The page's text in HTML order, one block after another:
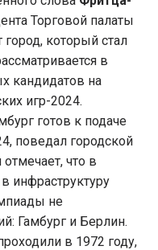
Торговой палаты
который стал
в
кандидатов на
игр-2024.
готов к подаче
поведал городской
отмечает, что в
инфраструктуру
не
Гамбург и Берлин.
в 1972 году,